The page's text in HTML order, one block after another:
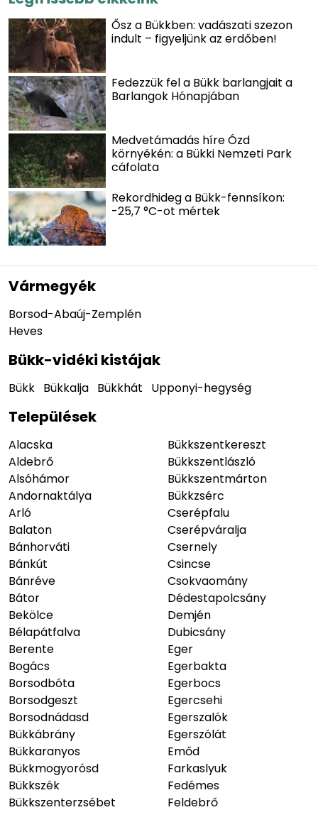
Ősz a Bükkben: vadászati szezon
indult – figyeljünk az erdőben!
Fedezzük fel a Bükk barlangjait a
Barlangok Hónapjában
Medvetámadás híre Ózd
környékén: a Bükki Nemzeti Park
cáfolata
Rekordhideg a Bükk-fennsíkon:
-25,7 °C-ot mértek
Vármegyék
Borsod-Abaúj-Zemplén
Heves
Bükk-vidéki kistájak
Bükk Bükkalja Bükkhát Upponyi-hegység
Települések
Alacska
Aldebrő
Alsóhámor
Andornaktálya
Arló
Balaton
Bánhorváti
Bánkút
Bánréve
Bátor
Bekölce
Bélapátfalva
Berente
Bogács
Borsodbóta
Borsodgeszt
Borsodnádasd
Bükkábrány
Bükkaranyos
Bükkmogyorósd
Bükkszék
Bükkszenterzsébet
Bükkszentkereszt
Bükkszentlászló
Bükkszentmárton
Bükkzsérc
Cserépfalu
Cserépváralja
Csernely
Csincse
Csokvaomány
Dédestapolcsány
Demjén
Dubicsány
Eger
Egerbakta
Egerbocs
Egercsehi
Egerszalók
Egerszólát
Emőd
Farkaslyuk
Fedémes
Feldebrő